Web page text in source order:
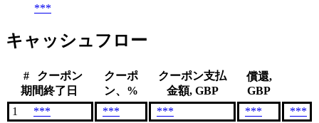
***
キャッシュフロー
#
クーポン
期間終了日
クーポ
ン、%
クーポン支払
金額, GBP
償還,
GBP
1
*** *** *** ***
***